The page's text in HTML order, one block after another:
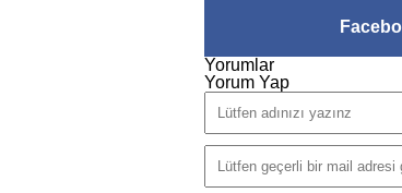
Yorumlar
Yorum Yap